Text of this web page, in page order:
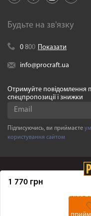
1 770 грн
Будьте на зв'язку
0 800 Показати
info@procraft.ua
Отримуйте повідомлення
спецпропозиції і знижки
Підписуючись, ви приймаєте
користування сайтом
Procraft.ua